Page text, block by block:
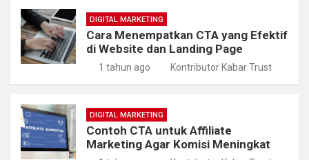
DIGITAL MARKETING
Cara Menempatkan CTA yang Efektif
di Website dan Landing Page
1 tahun ago Kontributor Kabar Trust
DIGITAL MARKETING
Contoh CTA untuk Affiliate
Marketing Agar Komisi Meningkat